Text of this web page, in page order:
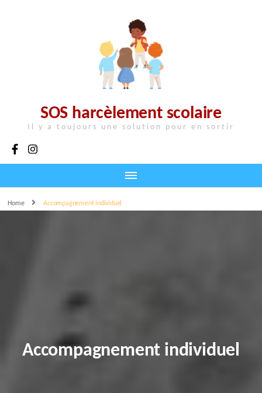
SOS harcèlement scolaire
Il y a toujours une solution pour en sortir
Home Accompagnement individuel
Accompagnement individuel